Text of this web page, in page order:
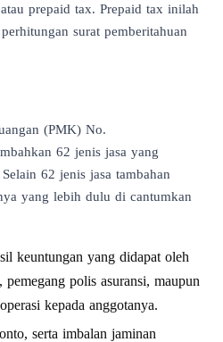
prepaid tax. Prepaid tax inilah
surat pemberitahuan
(PMK) No.
62 jenis jasa yang
62 jenis jasa tambahan
yang lebih dulu di cantumkan
keuntungan yang didapat oleh
pemegang polis asuransi, maupun
kepada anggotanya.
serta imbalan jaminan